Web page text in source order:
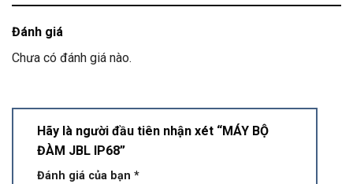
Đánh giá
Chưa có đánh giá nào.
Hãy là người đầu tiên nhận xét “MÁY BỘ
ĐÀM JBL IP68”
Đánh giá của bạn *